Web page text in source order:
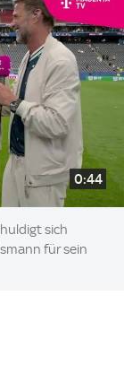
0:44
sich
für sein